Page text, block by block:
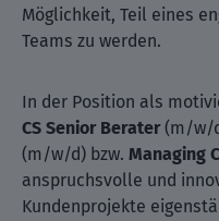
Möglichkeit, Teil eines
Teams zu werden.
In der Position als
CS Senior Berater(m/w/
(m/w/d) bzw. Managing
anspruchsvolle und
Kundenprojekte